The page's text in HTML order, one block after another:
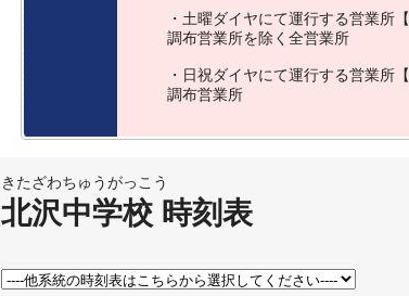
・ 土曜ダイヤにて運行する営業所 【
調布営業所を除 く 全営業所
・ 日祝ダイヤにて運行する営業所 【
調布営業所
きたざわちゅうがっこう
北沢中学校 時刻表